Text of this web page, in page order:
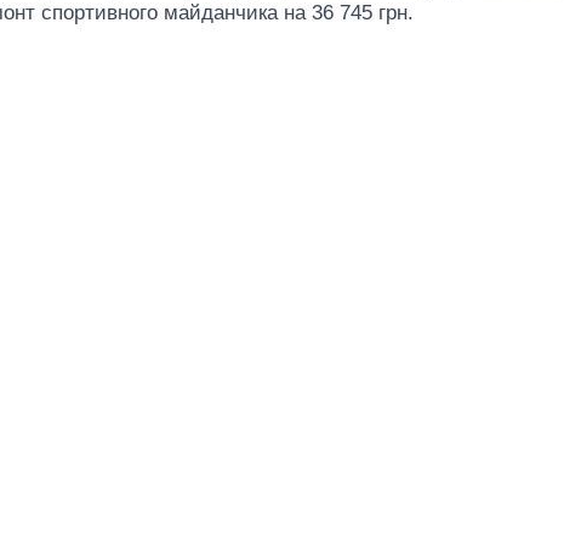
спортивного майданчика на 36 745 грн.